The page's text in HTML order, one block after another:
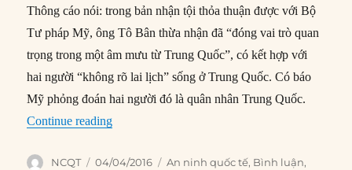
Thông cáo nói: trong bản nhận tội thỏa thuận được với Bộ
Tư pháp Mỹ, ông Tô Bân thừa nhận đã “đóng vai trò quan
trọng trong một âm mưu từ Trung Quốc”, có kết hợp với
hai người “không rõ lai lịch” sống ở Trung Quốc. Có báo
Mỹ phỏng đoán hai người đó là quân nhân Trung Quốc.
Continue reading“Về vụ gián điệp TQ đánh cắp thông tin mật
Author
NCQT
Posted
04/04/2016 Categories
An ninh quốc tế, Bình luận,